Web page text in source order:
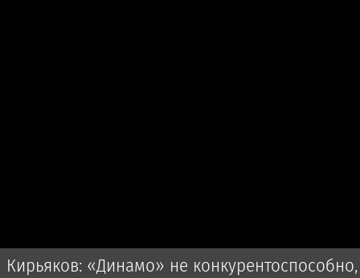
Кирьяков: «Динамо» не конкурентоспособно,